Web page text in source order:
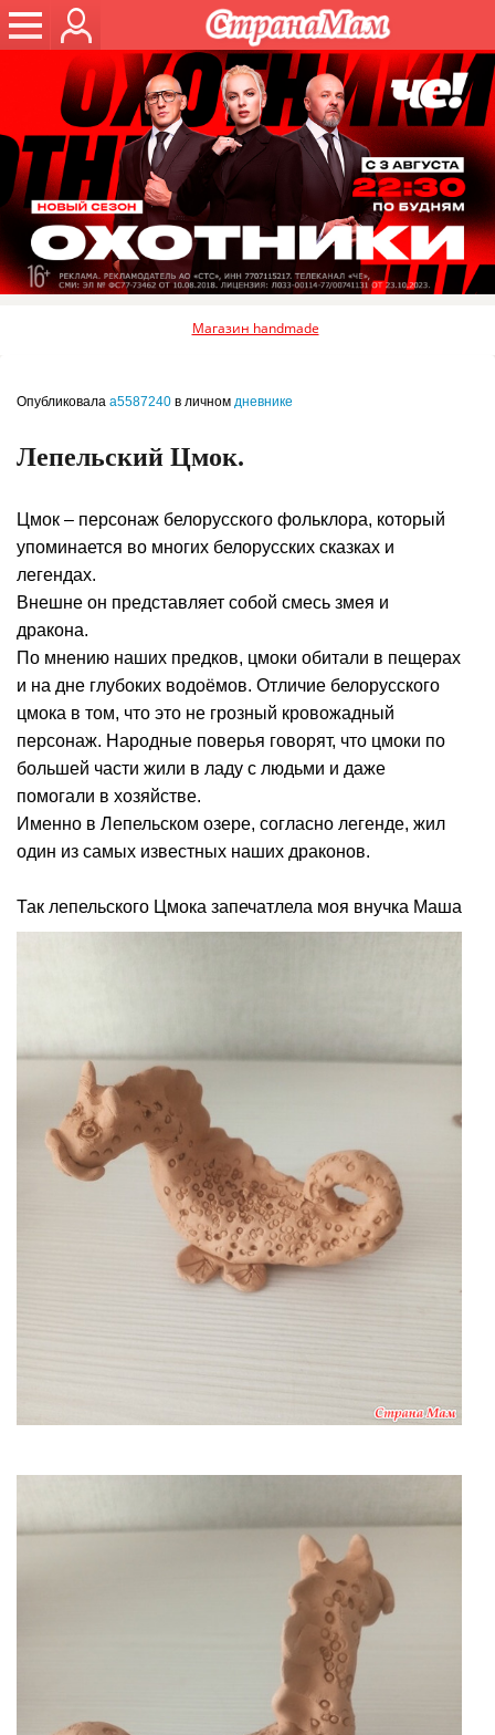
Магазин handmade
Опубликовала a5587240 в личном дневнике
Лепельский Цмок.
Цмок – персонаж белорусского фольклора, который
упоминается во многих белорусских сказках и
легендах.
Внешне он представляет собой смесь змея и
дракона.
По мнению наших предков, цмоки обитали в пещерах
и на дне глубоких водоёмов. Отличие белорусского
цмока в том, что это не грозный кровожадный
персонаж. Народные поверья говорят, что цмоки по
большей части жили в ладу с людьми и даже
помогали в хозяйстве.
Именно в Лепельском озере, согласно легенде, жил
один из самых известных наших драконов.
Так лепельского Цмока запечатлела моя внучка Маша